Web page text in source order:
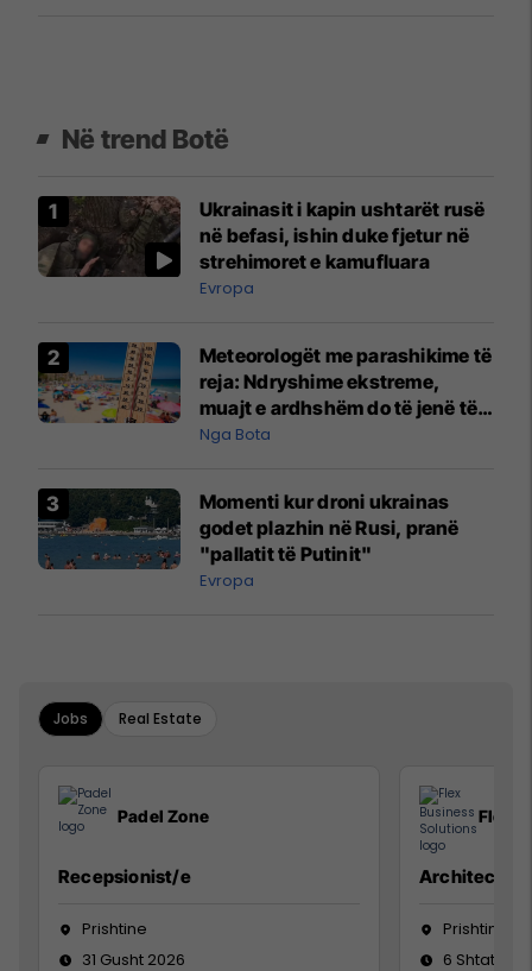
Në trend Botë
Ukrainasit i kapin ushtarët rusë
në befasi, ishin duke fjetur në
strehimoret e kamufluara
Evropa
Meteorologët me parashikime të
reja: Ndryshime ekstreme,
muajt e ardhshëm do të jenë të
pazakontë
Nga Bota
Momenti kur droni ukrainas
godet plazhin në Rusi, pranë
"pallatit të Putinit"
Evropa
Jobs Real Estate
Padel Zone
Recepsionist/e
Prishtine
31 Gusht 2026
Flex
Architect
Prishtinë
6 Shtator